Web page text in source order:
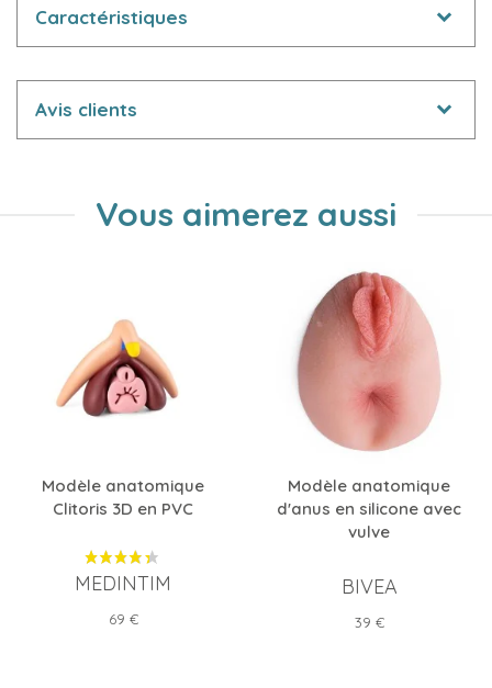
Caractéristiques
Avis clients
Vous aimerez aussi
Modèle anatomique
Clitoris 3D en PVC
MEDINTIM
Prix
69 €
Modèle anatomique
d'anus en silicone avec
vulve
BIVEA
Prix
39 €